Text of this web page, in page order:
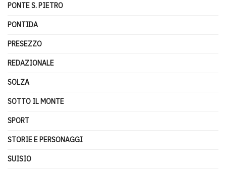
PONTE S. PIETRO
PONTIDA
PRESEZZO
REDAZIONALE
SOLZA
SOTTO IL MONTE
SPORT
STORIE E PERSONAGGI
SUISIO